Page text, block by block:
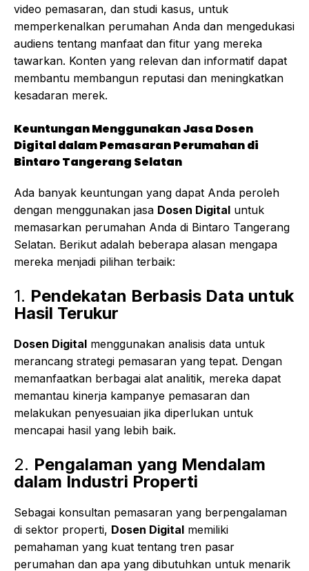
video pemasaran, dan studi kasus, untuk
memperkenalkan perumahan Anda dan mengedukasi
audiens tentang manfaat dan fitur yang mereka
tawarkan. Konten yang relevan dan informatif dapat
membantu membangun reputasi dan meningkatkan
kesadaran merek.
Keuntungan Menggunakan Jasa Dosen
Digital dalam Pemasaran Perumahan di
Bintaro Tangerang Selatan
Ada banyak keuntungan yang dapat Anda peroleh
dengan menggunakan jasa Dosen Digital untuk
memasarkan perumahan Anda di Bintaro Tangerang
Selatan. Berikut adalah beberapa alasan mengapa
mereka menjadi pilihan terbaik:
1. Pendekatan Berbasis Data untuk
Hasil Terukur
Dosen Digital menggunakan analisis data untuk
merancang strategi pemasaran yang tepat. Dengan
memanfaatkan berbagai alat analitik, mereka dapat
memantau kinerja kampanye pemasaran dan
melakukan penyesuaian jika diperlukan untuk
mencapai hasil yang lebih baik.
2. Pengalaman yang Mendalam
dalam Industri Properti
Sebagai konsultan pemasaran yang berpengalaman
di sektor properti, Dosen Digital memiliki
pemahaman yang kuat tentang tren pasar
perumahan dan apa yang dibutuhkan untuk menarik